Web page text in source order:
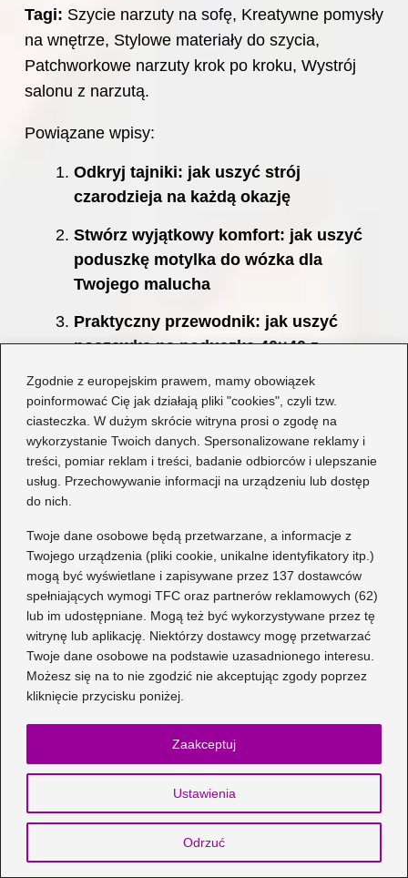
Zgodnie z europejskim prawem, mamy obowiązek
poinformować Cię jak działają pliki "cookies", czyli tzw.
ciasteczka. W dużym skrócie witryna prosi o zgodę na
wykorzystanie Twoich danych. Spersonalizowane reklamy i
treści, pomiar reklam i treści, badanie odbiorców i ulepszanie
usług. Przechowywanie informacji na urządzeniu lub dostęp
do nich.
Twoje dane osobowe będą przetwarzane, a informacje z
Twojego urządzenia (pliki cookie, unikalne identyfikatory itp.)
mogą być wyświetlane i zapisywane przez 137 dostawców
spełniających wymogi TFC oraz partnerów reklamowych (62)
lub im udostępniane. Mogą też być wykorzystywane przez tę
witrynę lub aplikację. Niektórzy dostawcy mogę przetwarzać
Twoje dane osobowe na podstawie uzasadnionego interesu.
Możesz się na to nie zgodzić nie akceptując zgody poprzez
kliknięcie przycisku poniżej.
Ustawienia
Odrzuć
Zaakceptuj
Tagi: Szycie narzuty na sofę, Kreatywne pomysły
na wnętrze, Stylowe materiały do szycia,
Patchworkowe narzuty krok po kroku, Wystrój
salonu z narzutą.
Powiązane wpisy:
Odkryj tajniki: jak uszyć strój
czarodzieja na każdą okazję
Stwórz wyjątkowy komfort: jak uszyć
poduszkę motylka do wózka dla
Twojego malucha
Praktyczny przewodnik: jak uszyć
poszewkę na poduszkę 40×40 z
Prosty przewodnik: Jak uszyć torebkę
krok po kroku
Stylowy pokrowiec na krzesło w hot
Jak z prostoty stworzyć okrągłą
marszczoną poduszkę krok po kroku
Krok po kroku: jak uszyć długą suknię
wieczorową, która zachwyci każdego
Szyjemy z pasją: jak uszyć okładkę na
książkę, która zachwyci każdego
Praktyczny poradnik: jak uszyć pościel
do przedszkola krok po kroku